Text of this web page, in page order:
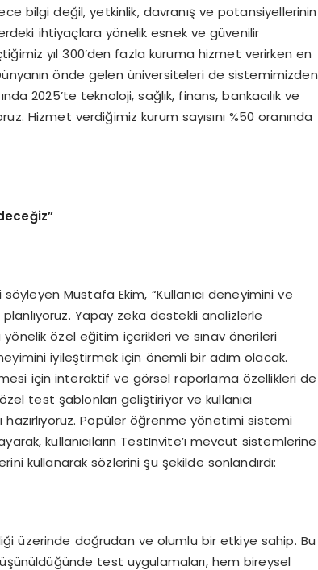
bilgi değil, yetkinlik, davranış ve potansiyellerinin
ihtiyaçlara yönelik esnek ve güvenilir
yıl 300’den fazla kuruma hizmet verirken en
önde gelen üniversiteleri de sistemimizden
2025’te teknoloji, sağlık, finans, bankacılık ve
Hizmet verdiğimiz kurum sayısını %50 oranında
ğiz”
Mustafa Ekim, “Kullanıcı deneyimini ve
Yapay zeka destekli analizlerle
özel eğitim içerikleri ve sınav önerileri
iyileştirmek için önemli bir adım olacak.
için interaktif ve görsel raporlama özellikleri de
test şablonları geliştiriyor ve kullanıcı
Popüler öğrenme yönetimi sistemi
kullanıcıların TestInvite’ı mevcut sistemlerine
kullanarak sözlerini şu şekilde sonlandırdı:
üzerinde doğrudan ve olumlu bir etkiye sahip. Bu
test uygulamaları, hem bireysel